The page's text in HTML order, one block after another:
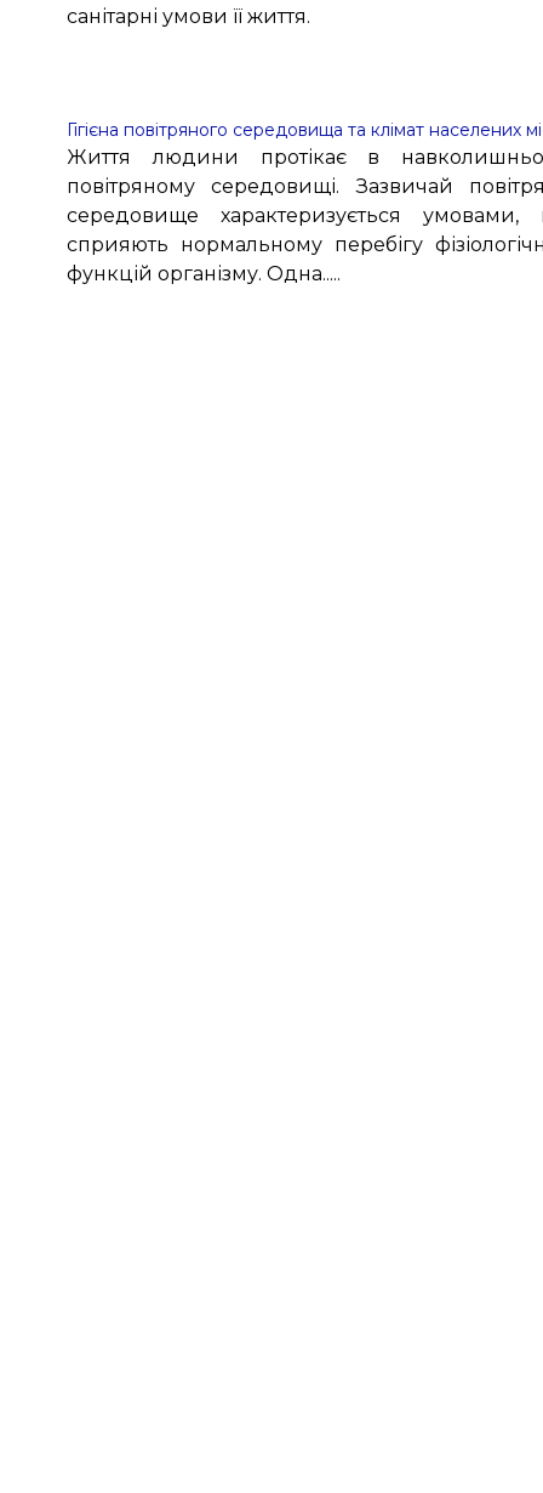
санітарні умови її життя.
Гігієна повітряного середовища та клімат населених
Життя людини протікає в
повітряному середовищі. Зазвичай
середовище характеризується умовами,
сприяють нормальному перебігу
функцій організму. Одна.....